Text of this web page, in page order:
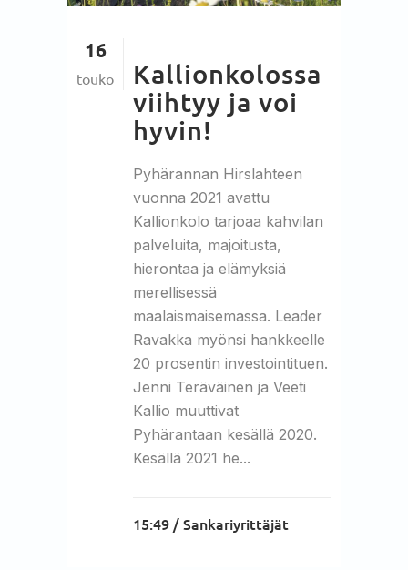
16
touko
Kallionkolossa
viihtyy ja voi
hyvin!
Pyhärannan Hirslahteen
vuonna 2021 avattu
Kallionkolo tarjoaa kahvilan
palveluita, majoitusta,
hierontaa ja elämyksiä
merellisessä
maalaismaisemassa. Leader
Ravakka myönsi hankkeelle
20 prosentin investointituen.
Jenni Teräväinen ja Veeti
Kallio muuttivat
Pyhärantaan kesällä 2020.
Kesällä 2021 he...
15:49 /Sankariyrittäjät